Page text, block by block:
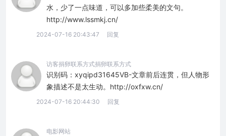
水，少了一点味道，可以多加些柔美的文句。
http://www.lssmkj.cn/
2024-07-16 20:43:47 回复
访客捐卵联系方式捐卵联系方式
识别码：xyqipd31645VB-文章前后连贯，但人物形
象描述不是太生动。http://oxfxw.cn/
2024-07-16 20:44:30 回复
电影网站